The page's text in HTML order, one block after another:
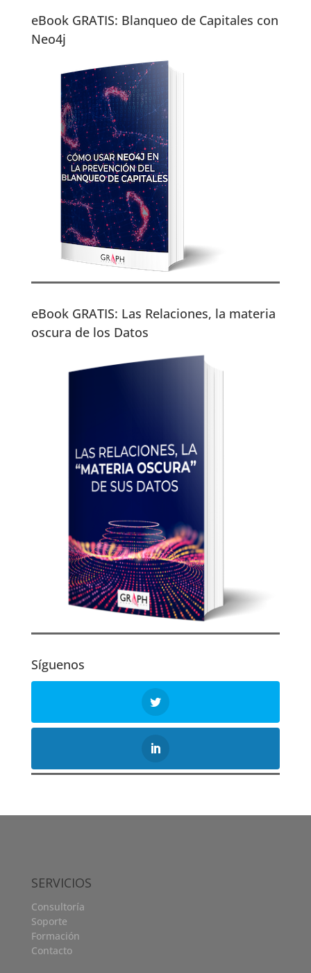
eBook GRATIS: Blanqueo de Capitales con
Neo4j
eBook GRATIS: Las Relaciones, la materia
oscura de los Datos
Síguenos
SERVICIOS
Consultoría
Soporte
Formación
Contacto